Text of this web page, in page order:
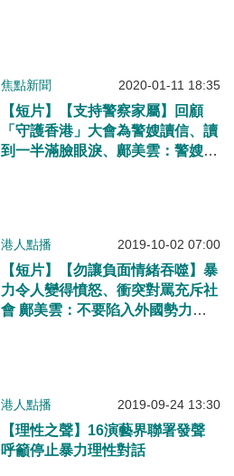
焦點新聞 2020-01-11 18:35
【短片】【支持警察家屬】回顧
「守護香港」大會為警嫂讀信、讀
到一半滿臉眼淚、鄺美雲：警嫂很
港人點播 2019-10-02 07:00
【短片】【勿讓負面情緒吞噬】暴
力令人變得憤怒、衝突對罵充斥社
會 鄺美雲：不要陷入外國勢力設
港人點播 2019-09-24 13:30
【理性之聲】16演藝界聯署發聲
呼籲停止暴力理性對話